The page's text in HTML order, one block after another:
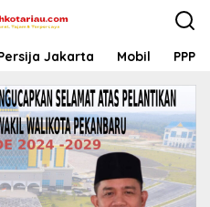
Jakarta Mobil PPP